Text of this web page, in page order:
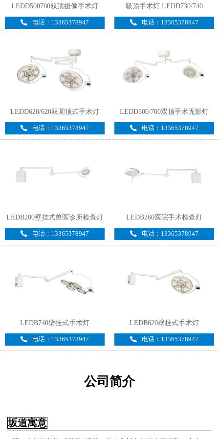
LEDD500700双顶摄像手术灯
电话：13365378947
吸顶手术灯 LEDD730/740
电话：13365378947
LEDD620/620双圆顶式手术灯
电话：13365378947
LEDD500/700双顶手术无影灯
电话：13365378947
LEDB200壁挂式兽医诊所检查灯
电话：13365378947
LEDB260医院手术检查灯
电话：13365378947
LEDB740壁挂式手术灯
电话：13365378947
LEDB620壁挂式手术灯
电话：13365378947
公司简介
坂道寓意